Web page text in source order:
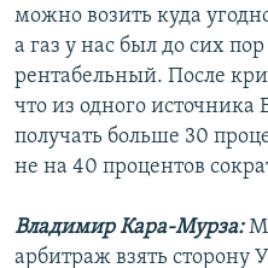
можно возить куда
а газ у нас был до сих
рентабельный. После
что из одного
получать больше 30
не на 40 процентов
Владимир Кара-Мурза:
арбитраж взять сторону